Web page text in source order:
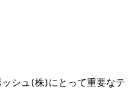
シュ(株)にとって重要なテ